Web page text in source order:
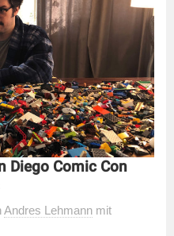
Diego Comic Con
Andres Lehmann mit